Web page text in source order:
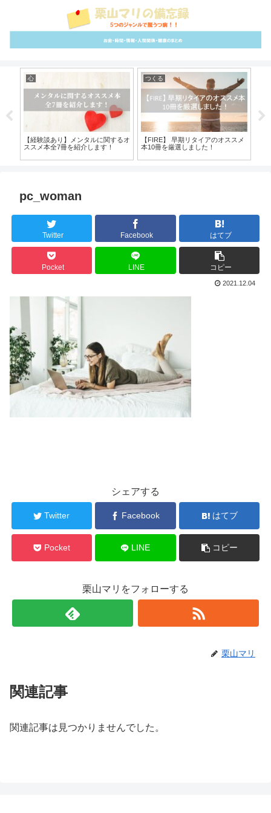
心
【経験談あり】メンタルに関するオ
ススメ本全7冊を紹介します！
つくる
【FIRE】 早期リタイアのオススメ
本10冊を厳選しました！
pc_woman
Twitter Facebook はてブ
Pocket LINE コピー
2021.12.04
シェアする
Twitter Facebook はてブ
Pocket LINE コピー
栗山マリをフォローする
栗山マリ
関連記事
関連記事は見つかりませんでした。